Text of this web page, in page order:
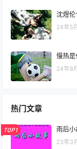
沈煜伦
24年5
慢热
24年8
热门文章
TOP1 雨后小
23年3